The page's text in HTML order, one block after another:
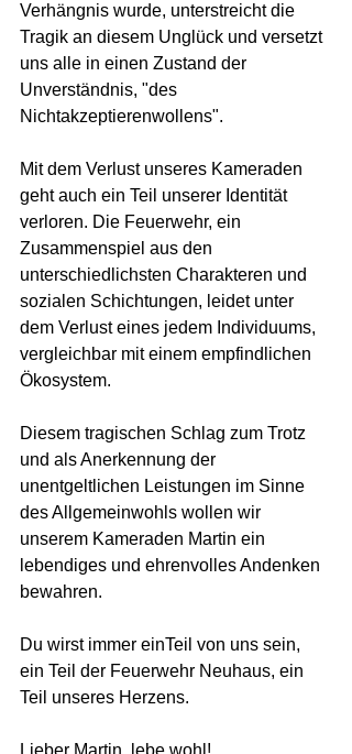
Verhängnis wurde, unterstreicht die
Tragik an diesem Unglück und versetzt
uns alle in einen Zustand der
Unverständnis, "des
Nichtakzeptierenwollens".
Mit dem Verlust unseres Kameraden
geht auch ein Teil unserer Identität
verloren. Die Feuerwehr, ein
Zusammenspiel aus den
unterschiedlichsten Charakteren und
sozialen Schichtungen, leidet unter
dem Verlust eines jedem Individuums,
vergleichbar mit einem empfindlichen
Ökosystem.
Diesem tragischen Schlag zum Trotz
und als Anerkennung der
unentgeltlichen Leistungen im Sinne
des Allgemeinwohls wollen wir
unserem Kameraden Martin ein
lebendiges und ehrenvolles Andenken
bewahren.
Du wirst immer einTeil von uns sein,
ein Teil der Feuerwehr Neuhaus, ein
Teil unseres Herzens.
Lieber Martin, lebe wohl!